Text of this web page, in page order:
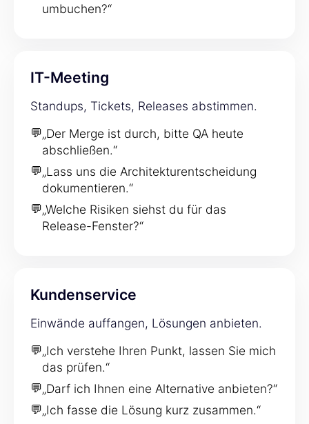
umbuchen?“
IT-Meeting
Standups, Tickets, Releases abstimmen.
💬„Der Merge ist durch, bitte QA heute
abschließen.“
💬„Lass uns die Architekturentscheidung
dokumentieren.“
💬„Welche Risiken siehst du für das
Release-Fenster?“
Kundenservice
Einwände auffangen, Lösungen anbieten.
💬„Ich verstehe Ihren Punkt, lassen Sie mich
das prüfen.“
💬„Darf ich Ihnen eine Alternative anbieten?“
💬„Ich fasse die Lösung kurz zusammen.“